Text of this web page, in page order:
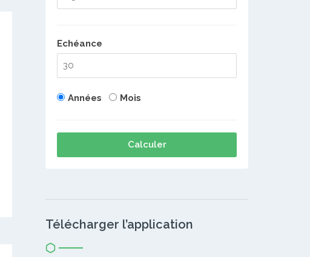
Echéance
Années Mois
Calculer
Télécharger l’application